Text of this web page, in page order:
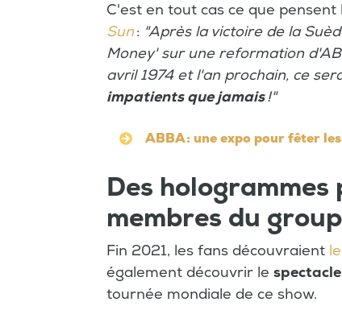
C'est en tout cas ce que
Sun: "Après la victoire de la
Money' sur une reformation
avril 1974 et l'an prochain, ce
impatients quejamais!"
ABBA : une expo pour fêter
Des
membres du
Fin 2021, les fans découvraient
également découvrir le
tournée mondiale de ce show.